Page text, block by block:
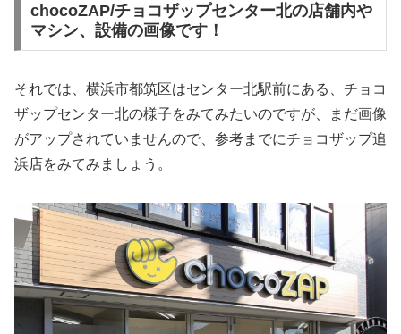
chocoZAP/チョコザップセンター北の店舗内や
マシン、設備の画像です！
それでは、横浜市都筑区はセンター北駅前にある、チョコ
ザップセンター北の様子をみてみたいのですが、まだ画像
がアップされていませんので、参考までにチョコザップ追
浜店をみてみましょう。